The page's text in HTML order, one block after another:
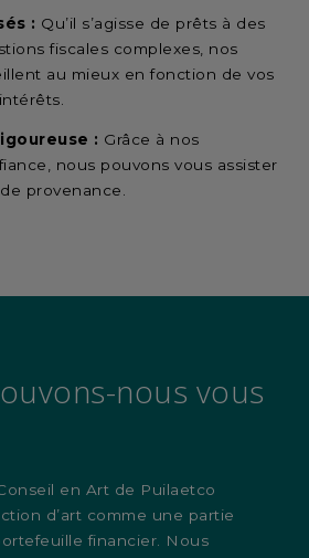
: Qu’il s’agisse de prêts à des
fiscales complexes, nos
au mieux en fonction de vos
: Grâce à nos
nous pouvons vous assister
provenance.
nous vous
en Art de Puilaetco
d’art comme une partie
financier. Nous